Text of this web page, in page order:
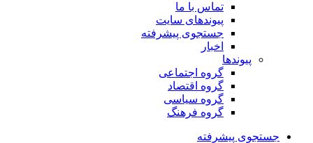
تماس با ما
پیوندهای سایت
جستجوی پیشرفته
اخبار
پیوندها
گروه اجتماعی
گروه اقتصاد
گروه سیاسی
گروه فرهنگ
جستجوی پیشرفته